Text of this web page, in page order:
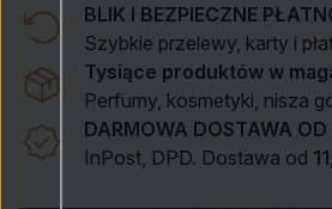
BLIK I BEZPIECZNE
Szybkie przelewy, karty i
Tysiące produktów w
Perfumy, kosmetyki, nisza
DARMOWA DOSTAWA
InPost, DPD. Dostawa od